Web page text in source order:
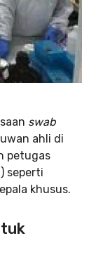
swab
ahli di
petugas
seperti
khusus.